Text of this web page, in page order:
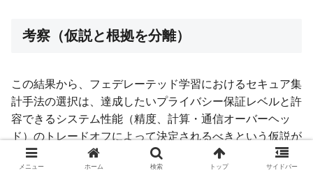
考察（仮説と根拠を分離）
この結果から、フェデレーテッド学習におけるセキュア集
計手法の選択は、達成したいプライバシー保証レベルと許
容できるシステム性能（精度、計算・通信オーバーヘッ
ド）のトレードオフによって決定されるべきという仮説が
導き出されます。
メニュー ホーム 検索 トップ サイドバー